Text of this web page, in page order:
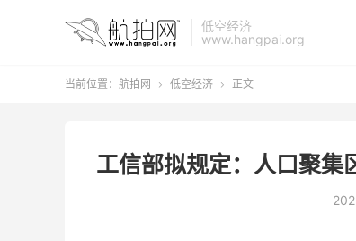
低空经济
www.hangpai.org
当前位置： 航拍网  低空经济  正文
工信部拟规定：人口聚集